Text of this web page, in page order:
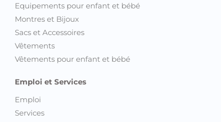
Equipements pour enfant et bébé
Montres et Bijoux
Sacs et Accessoires
Vêtements
Vêtements pour enfant et bébé
Emploi et Services
Emploi
Services